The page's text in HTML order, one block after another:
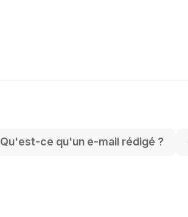
Qu'est-ce qu'un e-mail rédigé ?